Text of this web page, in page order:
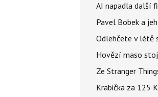
AI napadla další
Pavel Bobek a
Odlehčete v létě
Hovězí maso
Ze Stranger
Krabička za 125